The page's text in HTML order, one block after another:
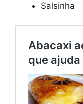
Salsinha